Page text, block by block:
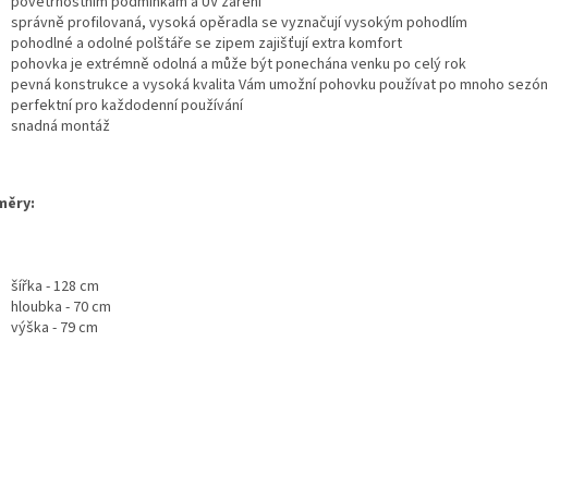
správně profilovaná, vysoká opěradla se vyznačují vysokým pohodlím
pohodlné a odolné polštáře se zipem zajišťují extra komfort
pohovka je extrémně odolná a může být ponechána venku po celý rok
pevná konstrukce a vysoká kvalita Vám umožní pohovku používat po mnoho sezón
perfektní pro každodenní používání
snadná montáž
šířka - 128 cm
hloubka - 70 cm
výška - 79 cm